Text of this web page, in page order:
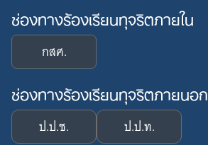
ช่องทางร้องเรียนทุจริตภายใน
กสศ.
ช่องทางร้องเรียนทุจริตภายนอก
ป.ป.ช. ป.ป.ท.